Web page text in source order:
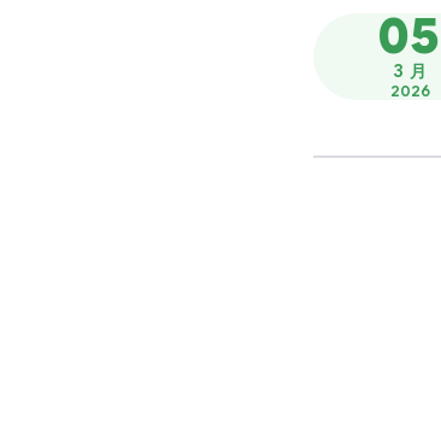
05
3 月
2026